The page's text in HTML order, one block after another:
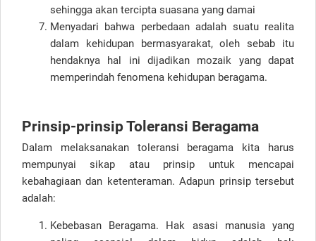
sehingga akan tercipta suasana yang damai
Menyadari bahwa perbedaan adalah suatu realita
dalam kehidupan bermasyarakat, oleh sebab itu
hendaknya hal ini dijadikan mozaik yang dapat
memperindah fenomena kehidupan beragama.
Prinsip-prinsip Toleransi Beragama
Dalam melaksanakan toleransi beragama kita harus
mempunyai sikap atau prinsip untuk mencapai
kebahagiaan dan ketenteraman. Adapun prinsip tersebut
adalah:
Kebebasan Beragama. Hak asasi manusia yang